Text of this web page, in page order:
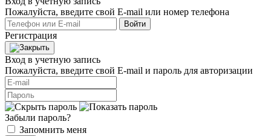
Пожалуйста, введите свой E‑mail или номер телефона
Войти
Регистрация
Вход в учетную запись
Пожалуйста, введите свой E‑mail и пароль для авторизации
Забыли пароль?
Запомнить меня